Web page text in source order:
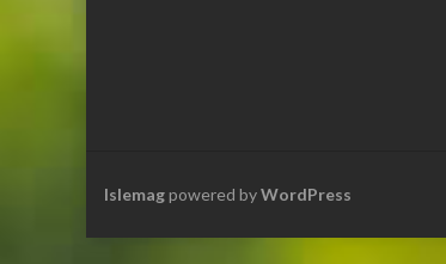
Islemagpowered byWordPress